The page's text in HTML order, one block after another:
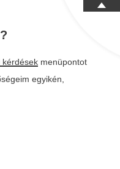
kérdések menüpontot
egyikén,